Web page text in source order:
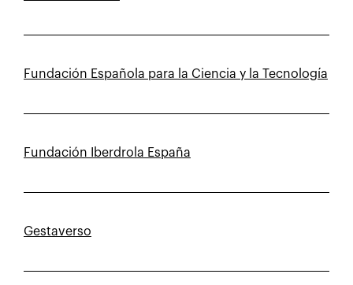
Fundación Española para la Ciencia y la Tecnología
Fundación Iberdrola España
Gestaverso